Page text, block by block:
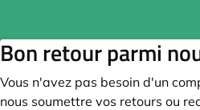
Bon retour parmi
Vous n'avez pas besoin d'un
nous soumettre vos retours ou